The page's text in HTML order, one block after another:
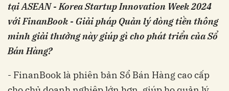
tại ASEAN - Korea Startup Innovation Week 2024
với FinanBook - Giải pháp Quản lý dòng tiền thông
minh giải thưởng này giúp gì cho phát triển của Sổ
Bán Hàng?
- FinanBook là phiên bản Sổ Bán Hàng cao cấp